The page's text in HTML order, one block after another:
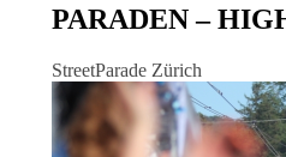
PARADEN –
StreetParade Zürich